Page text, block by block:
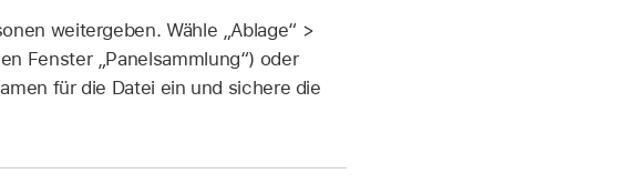
weitergeben. Wähle „Ablage“ >
Fenster „Panelsammlung“) oder
für die Datei ein und sichere die